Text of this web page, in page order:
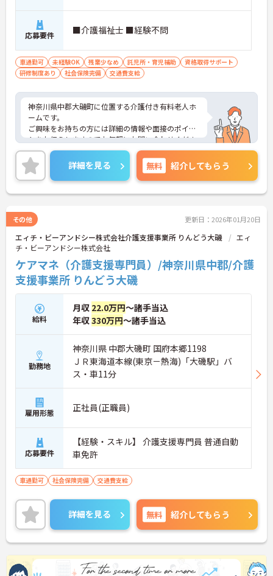
応募要件 ■介護福祉士 ■経験不問
車通勤可 未経験OK 残業少なめ 託児所・育児補助
資格取得サポート
研修制度あり
社会保険完備 交通費支給
神奈川県中郡大磯町に位置する介護付き有料老人ホ
ームです。
ご興味をお持ちの方には詳細の情報や面接のポイン
トをお伝えしますのでお気軽にお問い合わせくださ
いませ。
詳細を見る 無料 紹介してもらう
その他 更新日：2026年01月20日
エィチ・ビーアンドシー株式会社介護支援事業所 りんどう大磯
エィ
チ・ビーアンドシー株式会社
ケアマネ（介護支援専門員）/神奈川県中郡/介護
支援事業所 りんどう大磯
給料
月収 22.0万円～諸手当込
年収330万円～諸手当込
勤務地
神奈川県 中郡大磯町 国府本郷1198
ＪＲ東海道本線(東京－熱海)「大磯駅」バ
ス・車11分
雇用形態 正社員(正職員)
応募要件
【経験・スキル】 介護支援専門員 普通自動
車免許
車通勤可 社会保険完備 交通費支給
詳細を見る 無料 紹介してもらう